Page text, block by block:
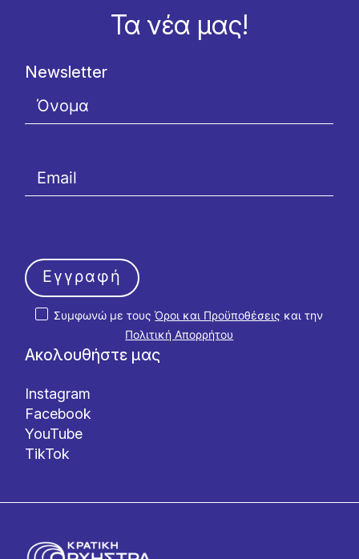
Τα νέα μας!
Ακολουθήστε μας
Instagram
Facebook
YouTube
TikTok
Newsletter
Συμφωνώ με τουςΌροι και Προϋποθέσεις και την
Πολιτική Απορρήτου
Εγγραφή